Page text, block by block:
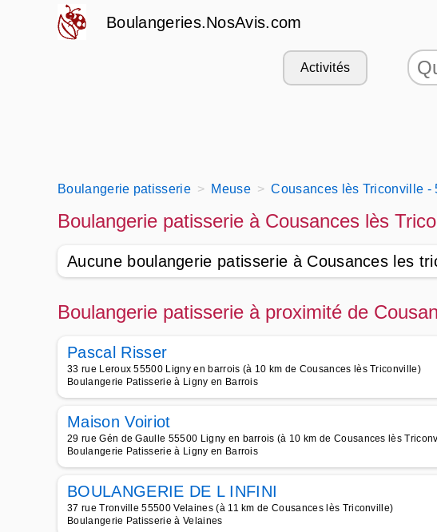
Boulangeries.NosAvis.com
Activités
Boulangerie patisserie Meuse Cousances lès Triconville -
Boulangerie patisserie à Cousances lès
Aucune boulangerie patisserie à Cousances les
Boulangerie patisserie à proximité de
Pascal Risser
33 rue Leroux 55500 Ligny en barrois (à 10 km de Cousances lès Triconville)
Boulangerie Patisserie à Ligny en Barrois
Maison Voiriot
29 rue Gén de Gaulle 55500 Ligny en barrois (à 10 km de Cousances lès
Boulangerie Patisserie à Ligny en Barrois
BOULANGERIE DE L INFINI
37 rue Tronville 55500 Velaines (à 11 km de Cousances lès Triconville)
Boulangerie Patisserie à Velaines